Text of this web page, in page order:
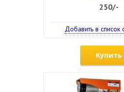
250/-
Добавить в список
Купить